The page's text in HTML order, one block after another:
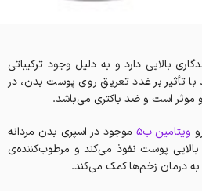
بالایی دارد و به دلیل وجود ترکیباتی
با تأثیر بر غدد تعریق روی پوست بدن، در
موثر است و ضد باکتری می‌باشد.
ویتامین ب۵
موجود در اسپری بدن مردانه
بالایی پوست نفوذ می‌کند و مرطوب‌کننده‌ی
درمان زخم‌ها کمک می‌کند.